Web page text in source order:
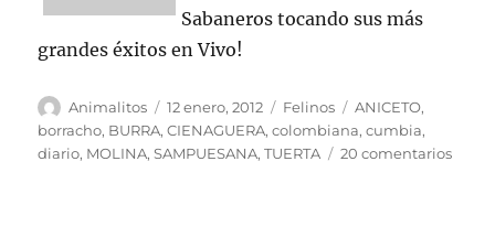
Sabaneros tocando sus más
grandes éxitos en Vivo!
Autor
Animalitos
Publicado
el
12 enero, 2012 Categorías
Felinos Etiquetas
ANICETO,
borracho, BURRA,CIENAGUERA,colombiana,cumbia,
diario, MOLINA,SAMPUESANA,TUERTA 20 comentariosen